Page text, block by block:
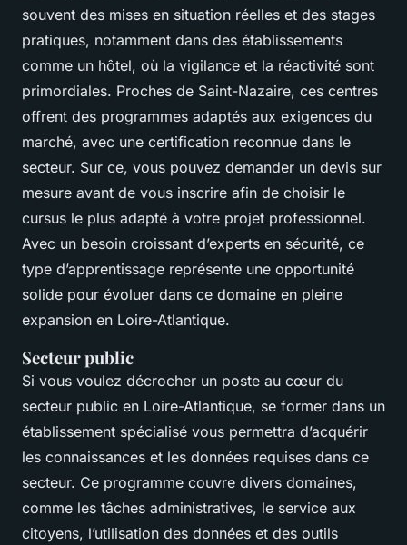
souvent des mises en situation réelles et des stages
pratiques, notamment dans des établissements
comme un hôtel, où la vigilance et la réactivité sont
primordiales. Proches de Saint-Nazaire, ces centres
offrent des programmes adaptés aux exigences du
marché, avec une certification reconnue dans le
secteur. Sur ce, vous pouvez demander un devis sur
mesure avant de vous inscrire afin de choisir le
cursus le plus adapté à votre projet professionnel.
Avec un besoin croissant d’experts en sécurité, ce
type d’apprentissage représente une opportunité
solide pour évoluer dans ce domaine en pleine
expansion en Loire-Atlantique.
Secteur public
Si vous voulez décrocher un poste au cœur du
secteur public en Loire-Atlantique, se former dans un
établissement spécialisé vous permettra d’acquérir
les connaissances et les données requises dans ce
secteur. Ce programme couvre divers domaines,
comme les tâches administratives, le service aux
citoyens, l’utilisation des données et des outils